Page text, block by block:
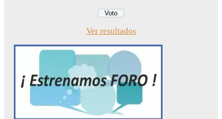
Ver resultados